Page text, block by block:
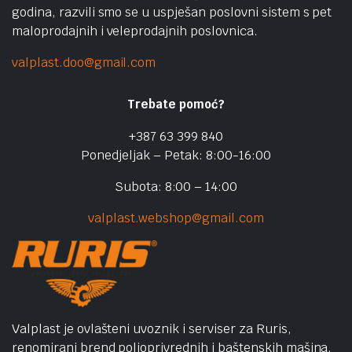
godina, razvili smo se u uspješan poslovni sistem s pet
maloprodajnih i veleprodajnih poslovnica.
valplast.doo@gmail.com
Trebate pomoć?
+387 63 399 840
Ponedjeljak – Petak: 8:00-16:00
Subota: 8:00 – 14:00
valplast.webshop@gmail.com
Valplast je ovlašteni uvoznik i serviser za Ruris,
renomirani brend poljoprivrednih i baštenskih mašina.